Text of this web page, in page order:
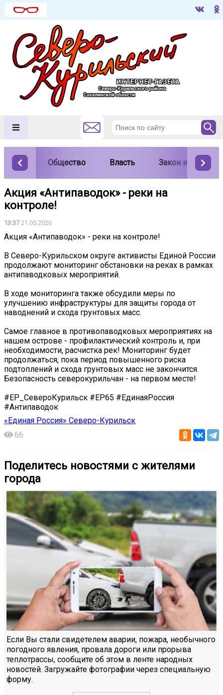
Общество Власть Закон и порядок
Акция «Антипаводок» - реки на
контроле!
13:3721.05.2026
Акция «Антипаводок» - реки на контроле!
В Северо-Курильском округе активисты Единой России
продолжают мониторинг обстановки на реках в рамках
антипаводковых мероприятий.
В ходе мониторинга также обсудили меры по
улучшению инфраструктуры для защиты города от
наводнений и схода грунтовых масс.
Самое главное в противопаводковых мероприятиях на
нашем острове - профилактический контроль и, при
необходимости, расчистка рек! Мониторинг будет
продолжаться, пока период повышенного риска
подтоплений и схода грунтовых масс не закончится.
Безопасность северокурильчан - на первом месте!
#ЕР_СевероКурильск #ЕР65 #ЕдинаяРоссия
#Антипаводок
«Единая Россия» Северо-Курильск
66
Поделитесь новостями с жителями
города
Если Вы стали свидетелем аварии, пожара, необычного
погодного явления, провала дороги или прорыва
теплотрассы, сообщите об этом в ленте народных
новостей. Загружайте фотографии через специальную
форму.